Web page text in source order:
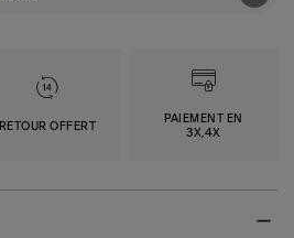
RETOUR OFFERT
PAIEMENT EN
3X,4X